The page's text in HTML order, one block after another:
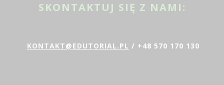
SKONTAKTUJ SIĘ Z NAMI:
KONTAKT@EDUTORIAL.PL / +48 570 170 130